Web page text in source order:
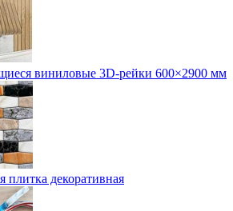
виниловые 3D‑рейки 600×2900 мм
плитка декоративная